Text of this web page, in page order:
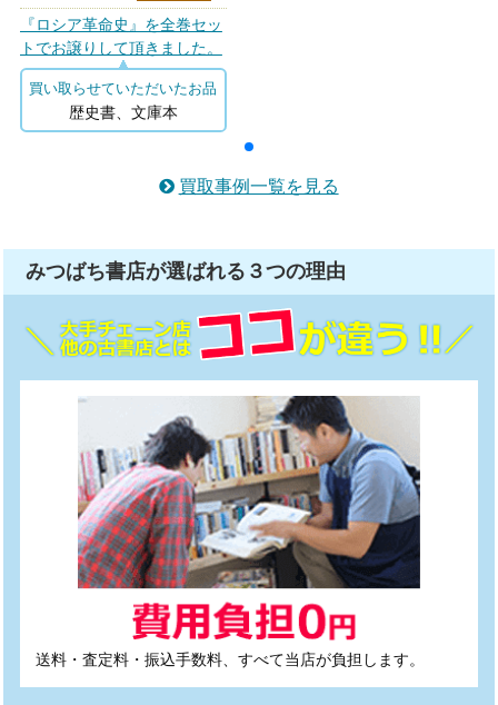
『ロシア革命史』を全巻セッ
トでお譲りして頂きました。
買い取らせていただいたお品
歴史書、文庫本
買取事例一覧を見る
みつばち書店が選ばれる ３つの理由
送料・査定料・振込手数料、すべて当店が負担します。